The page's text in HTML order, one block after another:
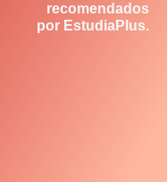
recomendados
por EstudiaPlus.